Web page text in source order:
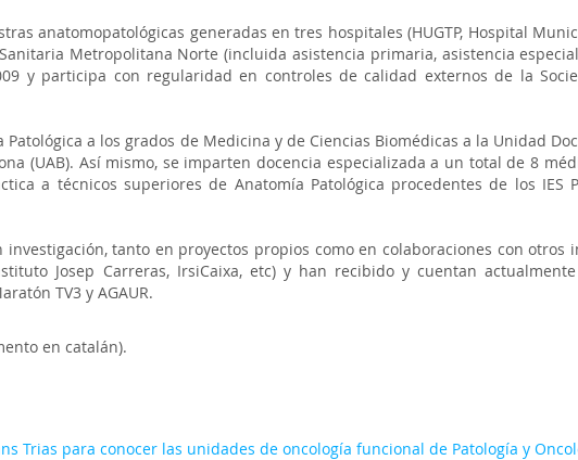
anatomopatológicas generadas en tres hospitales (HUGTP, Hospital
Metropolitana Norte (incluida asistencia primaria, asistencia
y participa con regularidad en controles de calidad externos de la
a los grados de Medicina y de Ciencias Biomédicas a la Unidad
(UAB). Así mismo, se imparten docencia especializada a un total de 8
a técnicos superiores de Anatomía Patológica procedentes de los IES
tanto en proyectos propios como en colaboraciones con otros
Josep Carreras, IrsiCaixa, etc) y han recibido y cuentan
TV3 y AGAUR.
en catalán).
Trias para conocer las unidades de oncología funcional de Patología y